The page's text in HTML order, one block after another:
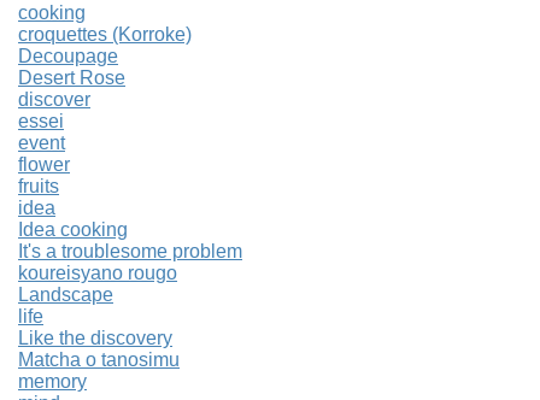
cooking
croquettes (Korroke)
Decoupage
Desert Rose
discover
essei
event
flower
fruits
idea
Idea cooking
It's a troublesome problem
koureisyano rougo
Landscape
life
Like the discovery
Matcha o tanosimu
memory